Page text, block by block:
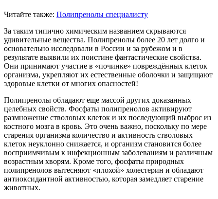
Читайте также: Полипренолы специалисту
За таким типично химическим названием скрываются
удивительные вещества. Полипренолы более 20 лет долго и
основательно исследовали в России и за рубежом и в
результате выявили их поистине фантастические свойства.
Они принимают участие в «починке» повреждённых клеток
организма, укрепляют их естественные оболочки и защищают
здоровые клетки от многих опасностей!
Полипренолы обладают еще массой других доказанных
целебных свойств. Фосфаты полипренолов активируют
размножение стволовых клеток и их последующий выброс из
костного мозга в кровь. Это очень важно, поскольку по мере
старения организма количество и активность стволовых
клеток неуклонно снижается, и организм становится более
восприимчивым к инфекционным заболеваниям и различным
возрастным хворям. Кроме того, фосфаты природных
полипренолов вытесняют «плохой» холестерин и обладают
антиоксидантной активностью, которая замедляет старение
животных.